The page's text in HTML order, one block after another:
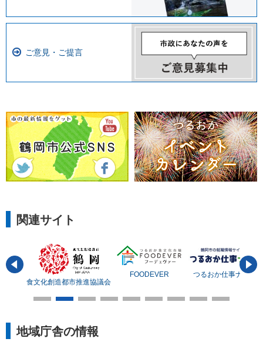
ご意見・ご提言
関連サイト
病院
食文化創造都市推進協議会
FOODEVER つるおか仕事ナビ
地域庁舎の情報